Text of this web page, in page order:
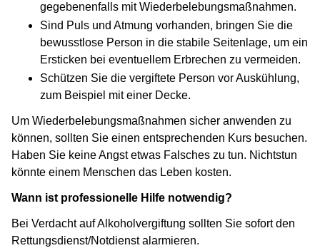
gegebenenfalls mit Wiederbelebungsmaßnahmen.
Sind Puls und Atmung vorhanden, bringen Sie die
bewusstlose Person in die stabile Seitenlage, um ein
Ersticken bei eventuellem Erbrechen zu vermeiden.
Schützen Sie die vergiftete Person vor Auskühlung,
zum Beispiel mit einer Decke.
Um Wiederbelebungsmaßnahmen sicher anwenden zu
können, sollten Sie einen entsprechenden Kurs besuchen.
Haben Sie keine Angst etwas Falsches zu tun. Nichtstun
könnte einem Menschen das Leben kosten.
Wann ist professionelle Hilfe notwendig?
Bei Verdacht auf Alkoholvergiftung sollten Sie sofort den
Rettungsdienst/Notdienst alarmieren.